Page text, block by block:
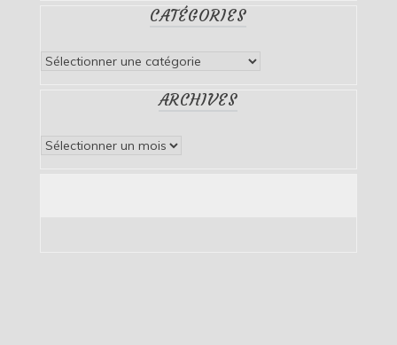
CATÉGORIES
Catégories
ARCHIVES
Archives